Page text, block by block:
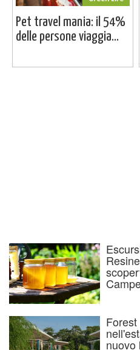
Pet travel mania: il 54%
delle persone viaggia...
nuovo